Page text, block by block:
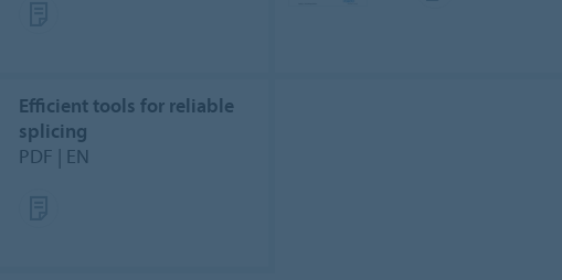
Efficient tools for reliable
splicing
PDF | EN